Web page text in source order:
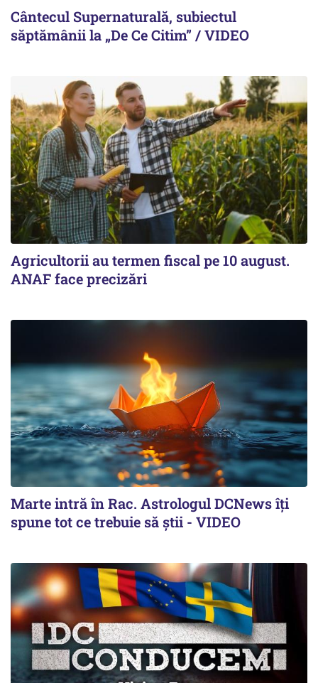
Cântecul Supernaturală, subiectul
săptămânii la „De Ce Citim” / VIDEO
Agricultorii au termen fiscal pe 10 august.
ANAF face precizări
Marte intră în Rac. Astrologul DCNews îți
spune tot ce trebuie să știi - VIDEO